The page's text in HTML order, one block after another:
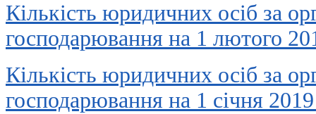
Кількість юридичних осіб за
господарювання на 1 лютого
Кількість юридичних осіб за
господарювання на 1 січня